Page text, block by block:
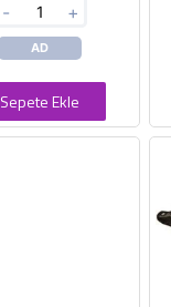
- +
AD
Sepete Ekle